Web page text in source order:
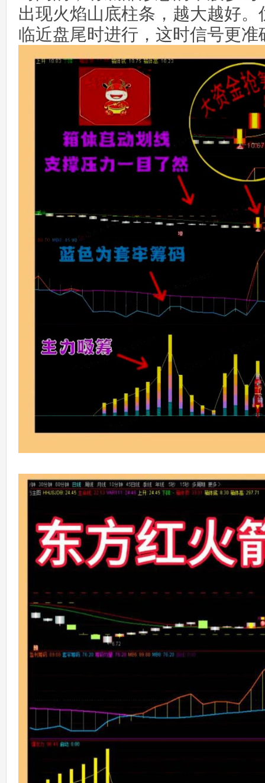
出现火焰山底柱条，越大越好
临近盘尾时进行，这时信号更